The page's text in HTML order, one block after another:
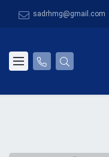
sadrhmg@gmail.com